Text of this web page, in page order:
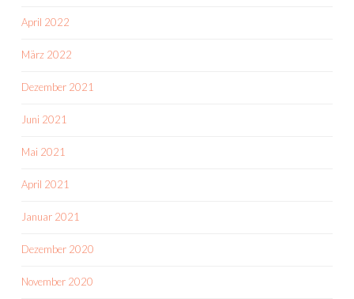
April 2022
März 2022
Dezember 2021
Juni 2021
Mai 2021
April 2021
Januar 2021
Dezember 2020
November 2020